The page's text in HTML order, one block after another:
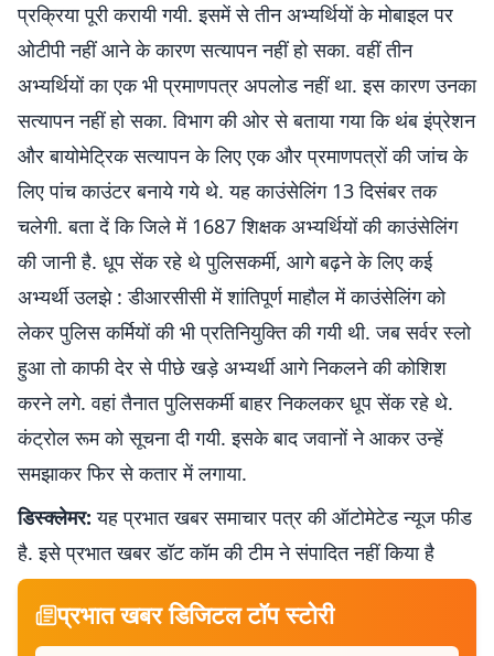
प्रक्रिया पूरी करायी गयी. इसमें से तीन अभ्यर्थियों के माेबाइल पर
ओटीपी नहीं आने के कारण सत्यापन नहीं हो सका. वहीं तीन
अभ्यर्थियों का एक भी प्रमाणपत्र अपलोड नहीं था. इस कारण उनका
सत्यापन नहीं हो सका. विभाग की ओर से बताया गया कि थंब इंप्रेशन
और बायोमेट्रिक सत्यापन के लिए एक और प्रमाणपत्रों की जांच के
लिए पांच काउंटर बनाये गये थे. यह काउंसेलिंग 13 दिसंबर तक
चलेगी. बता दें कि जिले में 1687 शिक्षक अभ्यर्थियों की काउंसेलिंग
की जानी है. धूप सेंक रहे थे पुलिसकर्मी, आगे बढ़ने के लिए कई
अभ्यर्थी उलझे : डीआरसीसी में शांतिपूर्ण माहौल में काउंसेलिंग को
लेकर पुलिस कर्मियों की भी प्रतिनियुक्ति की गयी थी. जब सर्वर स्लो
हुआ तो काफी देर से पीछे खड़े अभ्यर्थी आगे निकलने की कोशिश
करने लगे. वहां तैनात पुलिसकर्मी बाहर निकलकर धूप सेंक रहे थे.
कंट्रोल रूम को सूचना दी गयी. इसके बाद जवानों ने आकर उन्हें
समझाकर फिर से कतार में लगाया.
डिस्क्लेमर: यह प्रभात खबर समाचार पत्र की ऑटोमेटेड न्यूज फीड
है. इसे प्रभात खबर डॉट कॉम की टीम ने संपादित नहीं किया है
प्रभात खबर डिजिटल टॉप स्टोरी